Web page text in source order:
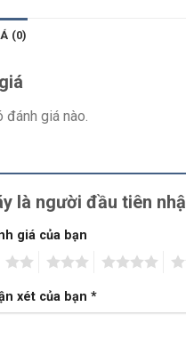
(0)
đánh giá nào.
là người đầu tiên
giá của bạn
xét của bạn *